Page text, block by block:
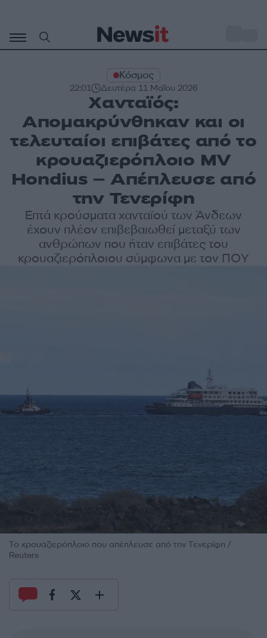
περιεχόμενο
Κόσμος
22:01 Δευτέρα 11 Μαΐου 2026
Χανταϊός:
Απομακρύνθηκαν και οι
τελευταίοι επιβάτες από το
κρουαζιερόπλοιο MV
Hondius – Απέπλευσε από
την Τενερίφη
Επτά κρούσματα χανταϊού των Άνδεων
έχουν πλέον επιβεβαιωθεί μεταξύ των
ανθρώπων που ήταν επιβάτες του
κρουαζιερόπλοιου σύμφωνα με τον ΠΟΥ
Το κρουαζιερόπλοιο που απέπλευσε από την Τενερίφη /
Reuters